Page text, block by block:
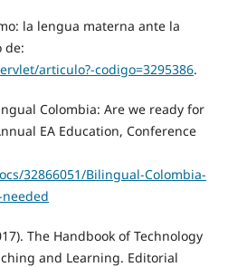
la lengua materna ante la
de:
articulo?-codigo=3295386.
Colombia: Are we ready for
EA Education, Conference
32866051/Bilingual-Colombia-
The Handbook of Technology
and Learning. Editorial